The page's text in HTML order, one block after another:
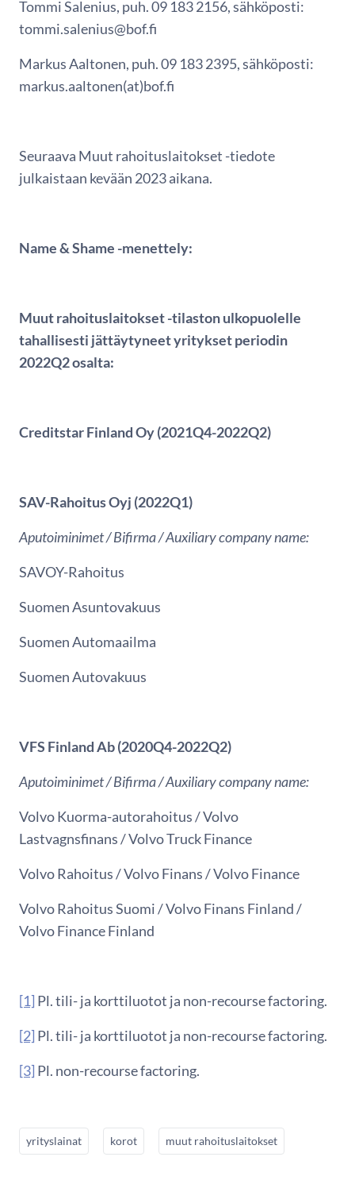
Tommi Salenius, puh. 09 183 2156, sähköposti:
tommi.salenius@bof.fi
Markus Aaltonen, puh. 09 183 2395, sähköposti:
markus.aaltonen(at)bof.fi
Seuraava Muut rahoituslaitokset -tiedote
julkaistaan kevään 2023 aikana.
Name & Shame -menettely:
Muut rahoituslaitokset -tilaston ulkopuolelle
tahallisesti jättäytyneet yritykset periodin
2022Q2 osalta:
Creditstar Finland Oy (2021Q4-2022Q2)
SAV-Rahoitus Oyj (2022Q1)
Aputoiminimet / Bifirma / Auxiliary company name:
SAVOY-Rahoitus
Suomen Asuntovakuus
Suomen Automaailma
Suomen Autovakuus
VFS Finland Ab(2020Q4-2022Q2)
Aputoiminimet / Bifirma / Auxiliary company name:
Volvo Kuorma-autorahoitus / Volvo
Lastvagnsfinans / Volvo Truck Finance
Volvo Rahoitus / Volvo Finans / Volvo Finance
Volvo Rahoitus Suomi / Volvo Finans Finland /
Volvo Finance Finland
[1] Pl. tili- ja korttiluotot ja non-recourse factoring.
[2] Pl. tili- ja korttiluotot ja non-recourse factoring.
[3] Pl. non-recourse factoring.
yrityslainat korot muut rahoituslaitokset